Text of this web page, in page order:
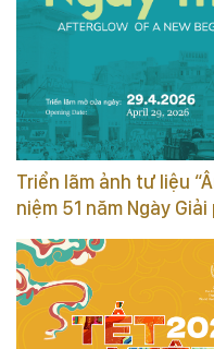
Triển lãm ảnh tư liệu
niệm 51 năm Ngày